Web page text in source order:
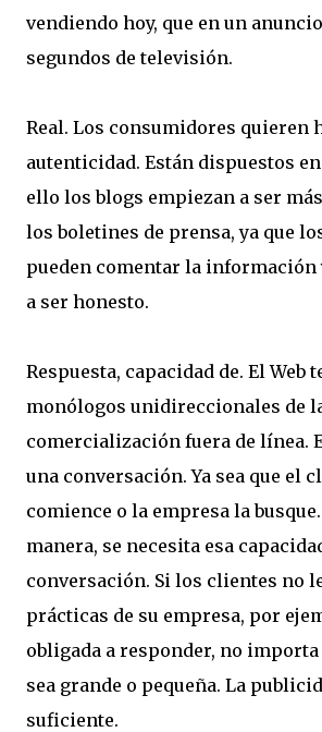
vendiendo hoy, que en un
segundos de televisión.
Real. Los consumidores quieren
autenticidad. Están dispuestos
ello los blogs empiezan a ser
los boletines de prensa, ya que
pueden comentar la información
a ser honesto.
Respuesta, capacidad de. El Web
monólogos unidireccionales de
comercialización fuera de línea.
una conversación. Ya sea que el
comience o la empresa la
manera, se necesita esa
conversación. Si los clientes no
prácticas de su empresa, por
obligada a responder, no
sea grande o pequeña. La
suficiente.